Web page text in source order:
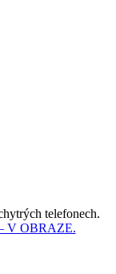
telefonech.
V OBRAZE.